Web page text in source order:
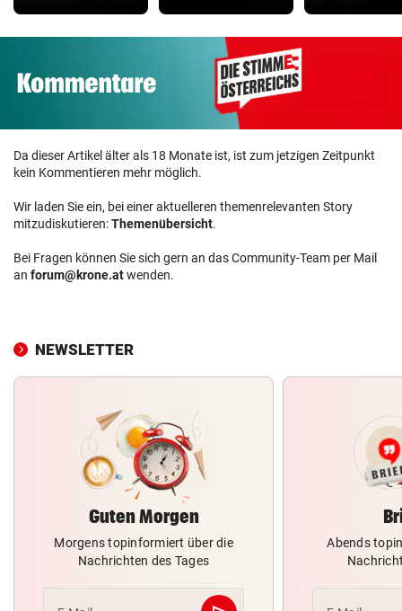
Da dieser Artikel älter als 18 Monate ist, ist zum jetzigen Zeitpunkt
kein Kommentieren mehr möglich.
Wir laden Sie ein, bei einer aktuelleren themenrelevanten Story
mitzudiskutieren:Themenübersicht.
Bei Fragen können Sie sich gern an das Community-Team per Mail
an forum@krone.atwenden.
NEWSLETTER
Guten Morgen
Morgens topinformiert über die
Nachrichten des Tages
Abends